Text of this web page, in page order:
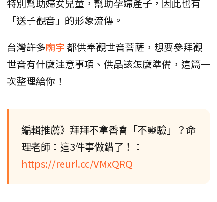
特別幫助婦女兒童，幫助孕婦產子，因此也有
「送子觀音」的形象流傳。
台灣許多廟宇 都供奉觀世音菩薩，想要參拜觀
世音有什麼注意事項、供品該怎麼準備，這篇一
次整理給你！
編輯推薦》拜拜不拿香會「不靈驗」？命
理老師：這3件事做錯了！：
https://reurl.cc/VMxQRQ